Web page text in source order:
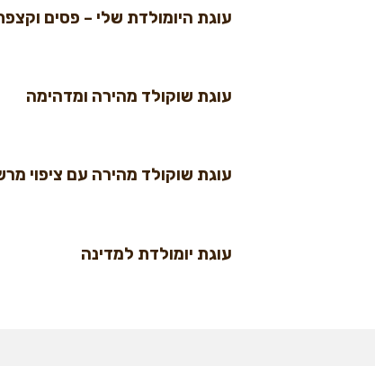
עוגת היומולדת שלי – פסים
עוגת שוקולד מהירה ומדהימה
עוגת שוקולד מהירה עם ציפוי
עוגת יומולדת למדינה